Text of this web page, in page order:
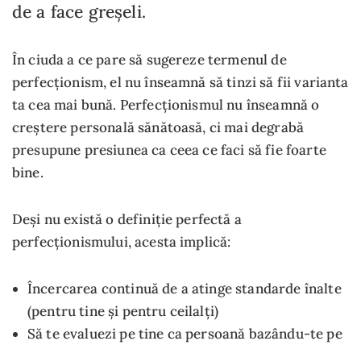
de a face greșeli.
În ciuda a ce pare să sugereze termenul de
perfecționism, el nu înseamnă să tinzi să fii varianta
ta cea mai bună. Perfecționismul nu înseamnă o
creștere personală sănătoasă, ci mai degrabă
presupune presiunea ca ceea ce faci să fie foarte
bine.
Deși nu există o definiție perfectă a
perfecționismului, acesta implică:
Încercarea continuă de a atinge standarde înalte
(pentru tine și pentru ceilalți)
Să te evaluezi pe tine ca persoană bazându-te pe